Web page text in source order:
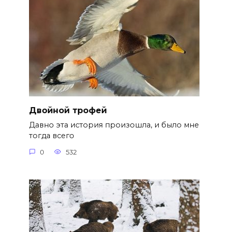
Двойной трофей
Давно эта история произошла, и было мне
тогда всего
0 532